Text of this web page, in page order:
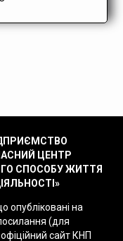
ЦЕНТР
СПОСОБУ ЖИТТЯ
опубліковані на
(для
сайт КНП